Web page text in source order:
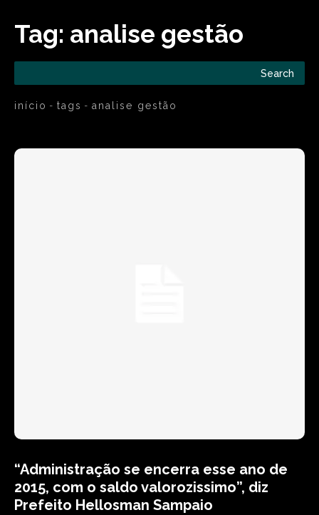
Tag: analise gestão
Search
início tags analise gestão
“Administração se encerra esse ano de
2015, com o saldo valorozissimo”, diz
Prefeito Hellosman Sampaio